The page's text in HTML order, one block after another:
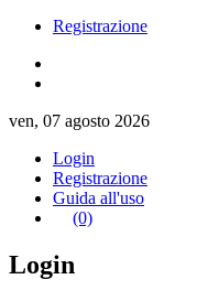
Registrazione
ven, 07 agosto 2026
Login
Registrazione
Guida all'uso
(0)
Login